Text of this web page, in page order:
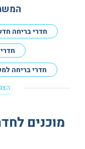
חדרי בריחה
חדרי בריחה
חדרי בריחהמוכנים